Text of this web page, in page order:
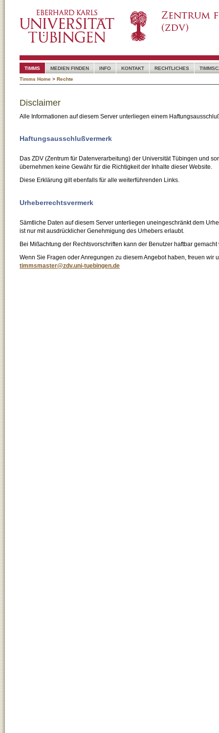
TIMMS MEDIEN FINDEN INFO KONTAKT RECHTLICHES
Timms Home > Rechte
Disclaimer
Alle Informationen auf diesem Server unterliegen einem
Haftungsausschlußvermerk
Das ZDV (Zentrum für Datenverarbeitung) der Universität Tübingen und
übernehmen keine Gewähr für die Richtigkeit der Inhalte dieser Website.
Diese Erklärung gilt ebenfalls für alle weiterführenden Links.
Urheberrechtsvermerk
Sämtliche Daten auf diesem Server unterliegen uneingeschränkt dem
ist nur mit ausdrücklicher Genehmigung des Urhebers erlaubt.
Bei Mißachtung der Rechtsvorschriften kann der Benutzer haftbar gemacht
Wenn Sie Fragen oder Anregungen zu diesem Angebot haben, freuen wir
timmsmaster@zdv.uni-tuebingen.de